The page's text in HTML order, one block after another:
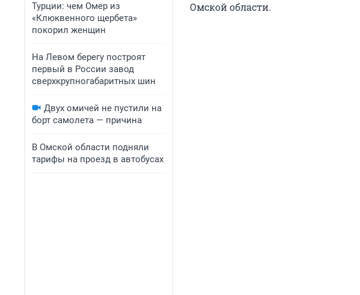
Турции: чем Омер из
«Клюквенного щербета»
покорил женщин
На Левом берегу построят
первый в России завод
сверхкрупногабаритных шин
Двух омичей не пустили на
борт самолета — причина
В Омской области подняли
тарифы на проезд в автобусах
Омской области.